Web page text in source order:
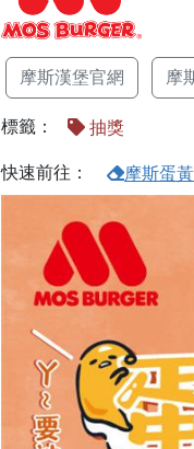
摩斯漢堡官網 摩
標籤： 抽獎
快速前往： 摩斯蛋